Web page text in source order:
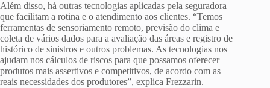
Além disso, há outras tecnologias aplicadas pela seguradora
que facilitam a rotina e o atendimento aos clientes. “Temos
ferramentas de sensoriamento remoto, previsão do clima e
coleta de vários dados para a avaliação das áreas e registro de
histórico de sinistros e outros problemas. As tecnologias nos
ajudam nos cálculos de riscos para que possamos oferecer
produtos mais assertivos e competitivos, de acordo com as
reais necessidades dos produtores”, explica Frezzarin.